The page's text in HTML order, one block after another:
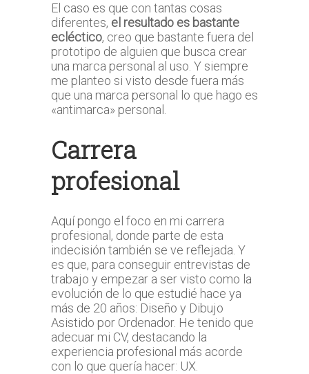
El caso es que con tantas cosas
diferentes, el resultado es bastante
ecléctico, creo que bastante fuera del
prototipo de alguien que busca crear
una marca personal al uso. Y siempre
me planteo si visto desde fuera más
que una marca personal lo que hago es
«antimarca» personal.
Carrera
profesional
Aquí pongo el foco en mi carrera
profesional, donde parte de esta
indecisión también se ve reflejada. Y
es que, para conseguir entrevistas de
trabajo y empezar a ser visto como la
evolución de lo que estudié hace ya
más de 20 años: Diseño y Dibujo
Asistido por Ordenador. He tenido que
adecuar mi CV, destacando la
experiencia profesional más acorde
con lo que quería hacer: UX.